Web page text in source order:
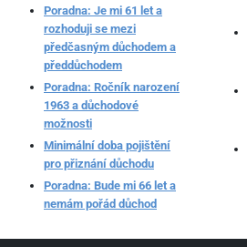
Poradna: Je mi 61 let a
rozhoduji se mezi
předčasným důchodem a
předdůchodem
Poradna: Ročník narození
1963 a důchodové
možnosti
Minimální doba pojištění
pro přiznání důchodu
Poradna: Bude mi 66 let a
nemám pořád důchod